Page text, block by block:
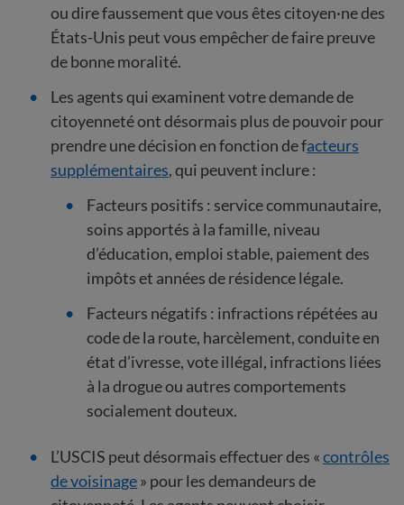
ou dire faussement que vous êtes citoyen·ne des
États-Unis peut vous empêcher de faire preuve
de bonne moralité.
Les agents qui examinent votre demande de
citoyenneté ont désormais plus de pouvoir pour
prendre une décision en fonction de facteurs
supplémentaires, qui peuvent inclure :
Facteurs positifs : service communautaire,
soins apportés à la famille, niveau
d’éducation, emploi stable, paiement des
impôts et années de résidence légale.
Facteurs négatifs : infractions répétées au
code de la route, harcèlement, conduite en
état d’ivresse, vote illégal, infractions liées
à la drogue ou autres comportements
socialement douteux.
L’USCIS peut désormais effectuer des «contrôles
de voisinage» pour les demandeurs de